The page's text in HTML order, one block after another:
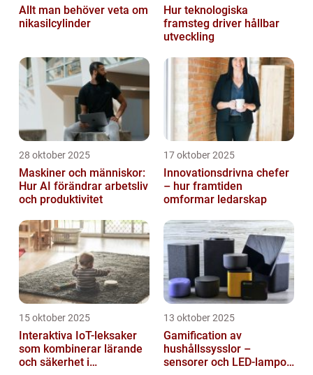
Allt man behöver veta om
nikasilcylinder
Hur teknologiska
framsteg driver hållbar
utveckling
28 oktober 2025
Maskiner och människor:
Hur AI förändrar arbetsliv
och produktivitet
17 oktober 2025
Innovationsdrivna chefer
– hur framtiden
omformar ledarskap
15 oktober 2025
Interaktiva IoT-leksaker
som kombinerar lärande
och säkerhet i
13 oktober 2025
Gamification av
hushållssysslor –
sensorer och LED-lampor